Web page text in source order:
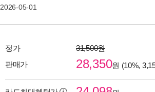
2026-05-01
정가
31,500원
판매가
28,350원 (10%,